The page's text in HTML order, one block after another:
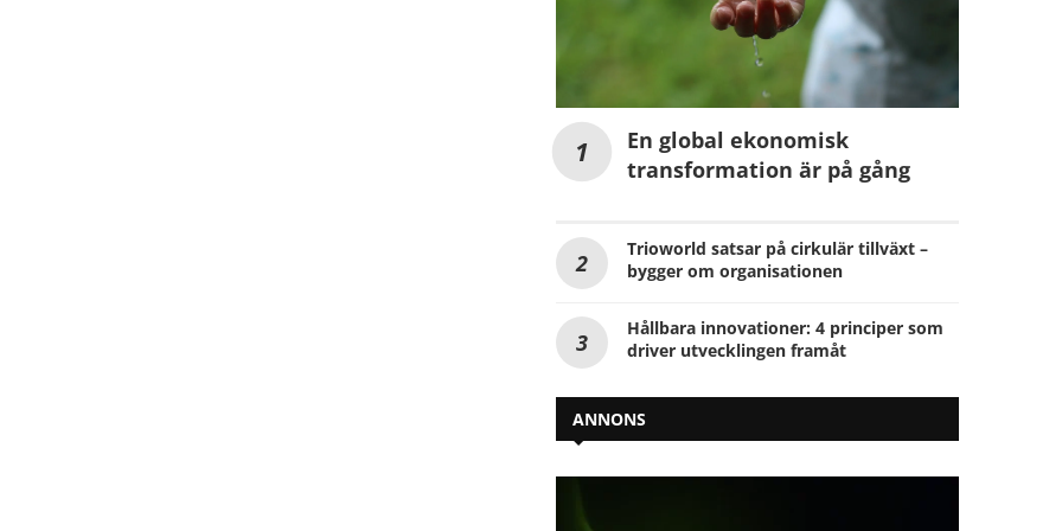
En global ekonomisk
transformation är på gång
Trioworld satsar på cirkulär tillväxt –
bygger om organisationen
Hållbara innovationer: 4 principer som
driver utvecklingen framåt
ANNONS